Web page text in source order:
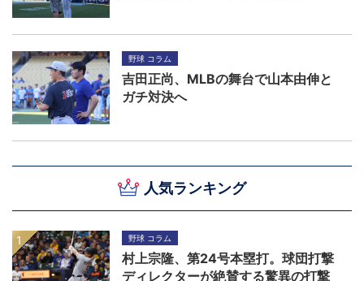
人気ランキング
野球 コラム
村上宗隆、第24号本塁打。球団打撃
ディレクターが絶賛する驚異の打撃
野球 コラム
吉田正尚、MLBの舞台で山本由伸と
ガチ対決へ